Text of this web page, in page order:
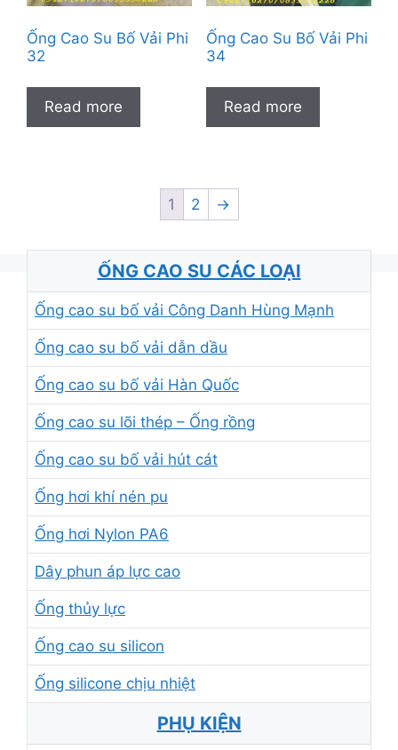
Ống Cao Su Bố Vải Phi
32
Read more
Ống Cao Su Bố Vải Phi
34
Read more
1 2 →
ỐNG CAO SU CÁC LOẠI
Ống cao su bố vải Công Danh Hùng Mạnh
Ống cao su bố vải dẫn dầu
Ống cao su bố vải Hàn Quốc
Ống cao su lõi thép – Ống rồng
Ống cao su bố vải hút cát
Ống hơi khí nén pu
Ống hơi Nylon PA6
Dây phun áp lực cao
Ống thủy lực
Ống cao su silicon
Ống silicone chịu nhiệt
PHỤ KIỆN